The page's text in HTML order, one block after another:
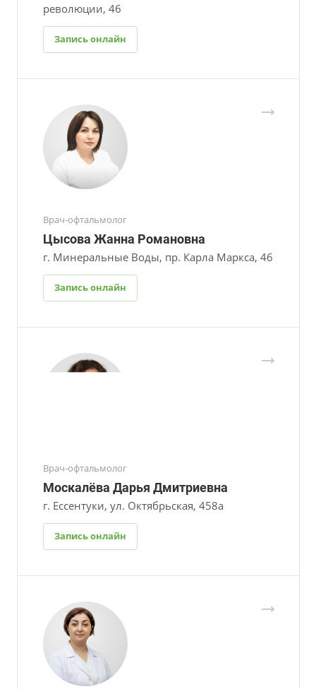
революции, 46
Запись онлайн
Врач-офтальмолог
Цысова Жанна Романовна
г. Минеральные Воды, пр. Карла Маркса, 46
Запись онлайн
Врач-офтальмолог
Москалёва Дарья Дмитриевна
г. Ессентуки, ул. Октябрьская, 458а
Запись онлайн